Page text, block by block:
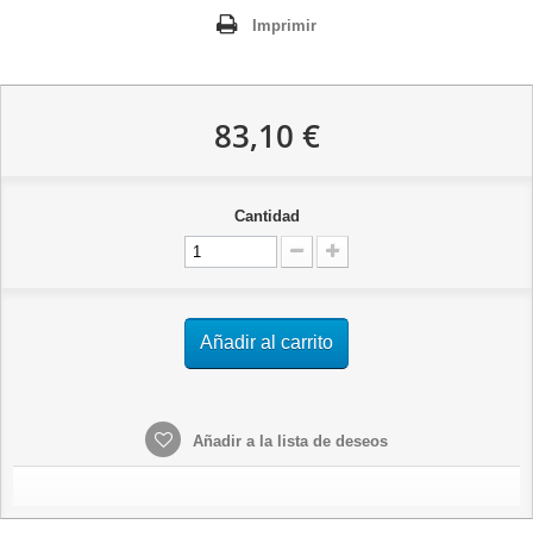
Imprimir
83,10 €
Cantidad
Añadir al carrito
Añadir a la lista de deseos